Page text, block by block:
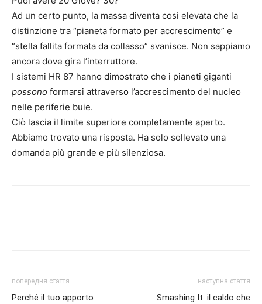
Ad un certo punto, la massa diventa così elevata che la
distinzione tra “pianeta formato per accrescimento” e
“stella fallita formata da collasso” svanisce. Non sappiamo
ancora dove gira l’interruttore.
I sistemi HR 87 hanno dimostrato che i pianeti giganti
possono formarsi attraverso l’accrescimento del nucleo
nelle periferie buie.
Ciò lascia il limite superiore completamente aperto.
Abbiamo trovato una risposta. Ha solo sollevato una
domanda più grande e più silenziosa.
попередня стаття
Perché il tuo apporto
наступна стаття
Smashing It: il caldo che